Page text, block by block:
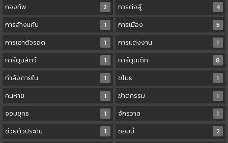
กองทัพ
2 การต่อสู้
4
การล้างแค้น
1 การเมือง
5
การเอาตัวรอด
1 การแต่งงาน
1
การ์ตูนสัตว์
1 การ์ตูนเด็ก
8
กำลังภายใน
1 ขโมย
1
คนหาย
1 ฆ่าตกรรม
1
จอมยุทธ
1 จักรวาล
1
ช่วยตัวประกัน
1 ซอมบี้
2